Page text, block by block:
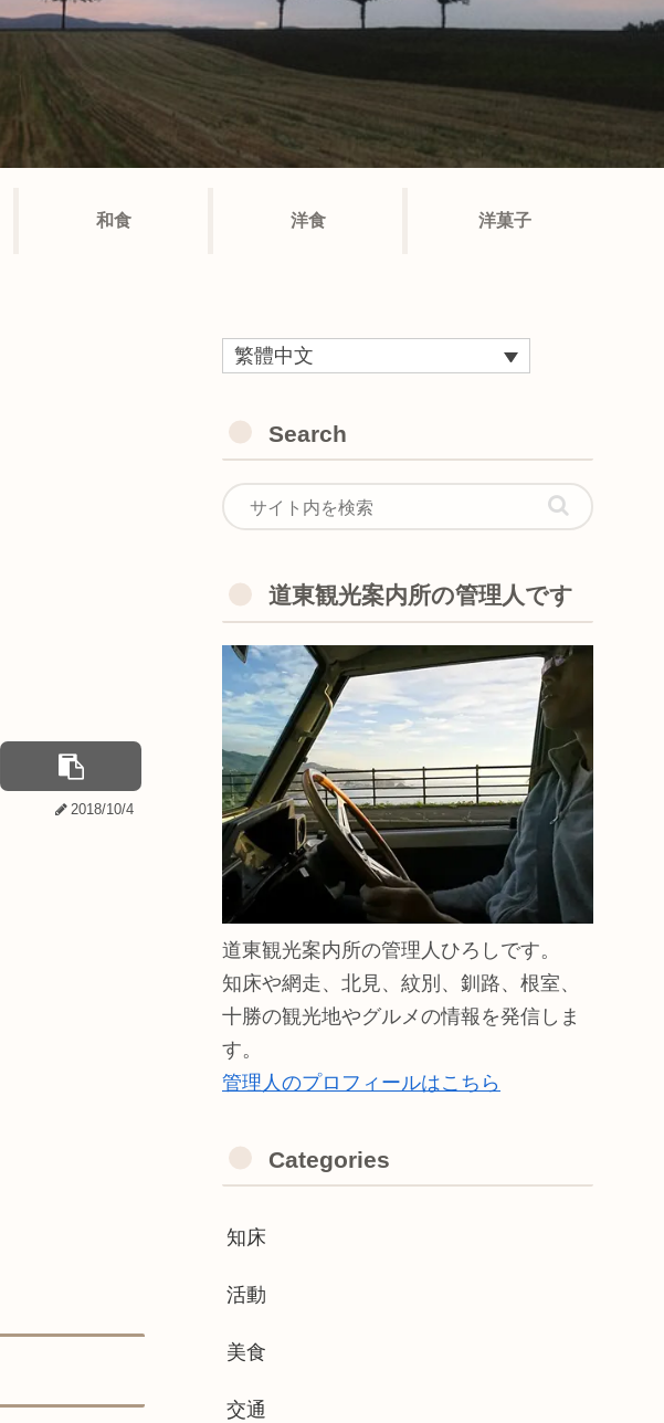
和食 洋食 洋菓子
2018/10/4
繁體中文
Search
道東観光案内所の管理人です
道東観光案内所の管理人ひろしです。
知床や網走、北見、紋別、釧路、根室、
十勝の観光地やグルメの情報を発信しま
す。
管理人のプロフィールはこちら
Categories
知床
活動
美食
交通